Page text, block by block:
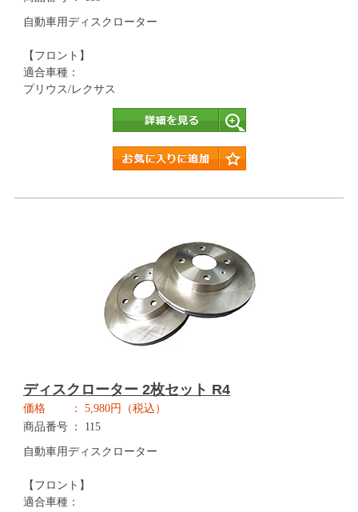
自動車用ディスクローター
【フロント】
適合車種：
プリウス/レクサス
ディスクローター 2枚セット R4
価格
5,980円（税込）
商品番号
115
自動車用ディスクローター
【フロント】
適合車種：